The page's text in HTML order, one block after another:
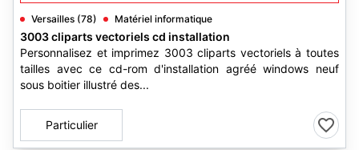
Versailles (78) Matériel informatique
3003 cliparts vectoriels cd installation
Personnalisez et imprimez 3003 cliparts vectoriels à toutes
tailles avec ce cd-rom d'installation agréé windows neuf
sous boitier illustré des...
Particulier